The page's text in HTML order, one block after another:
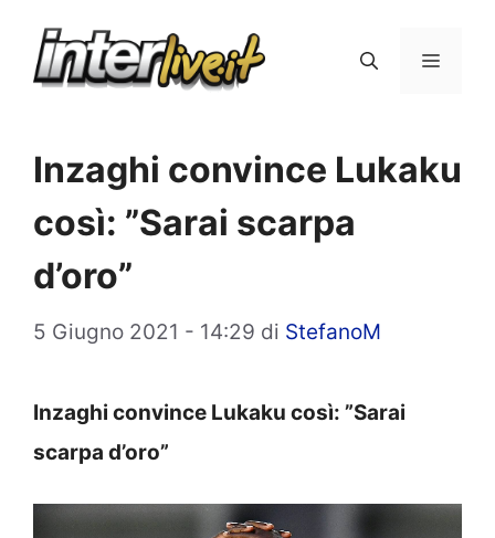
Menu
Inzaghi convince Lukaku
così: ”Sarai scarpa
d’oro”
5 Giugno 2021 - 14:29 di StefanoM
Inzaghi convince Lukaku così: ”Sarai
scarpa d’oro”